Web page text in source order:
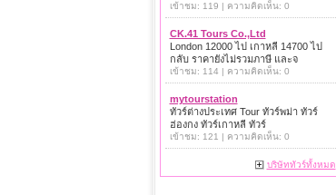
เข้าชม: 119 | ความคิดเห็น: 0
CK.41 Tours Co.,Ltd
London 12000 ไป เกาหลี 14700 ไป
กลับ ราคายังไม่รวมภาษี และจ
เข้าชม: 114 | ความคิดเห็น: 0
mytourstation
ทัวร์ต่างประเทศ Tour ทัวร์พม่า ทัวร์
ฮ่องกง ทัวร์เกาหลี ทัวร์
เข้าชม: 121 | ความคิดเห็น: 0
บริษัททัวร์ทั้งหมด